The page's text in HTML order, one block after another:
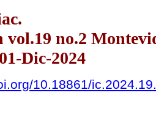
vol.19 no.2
Dic-2024
10.18861/